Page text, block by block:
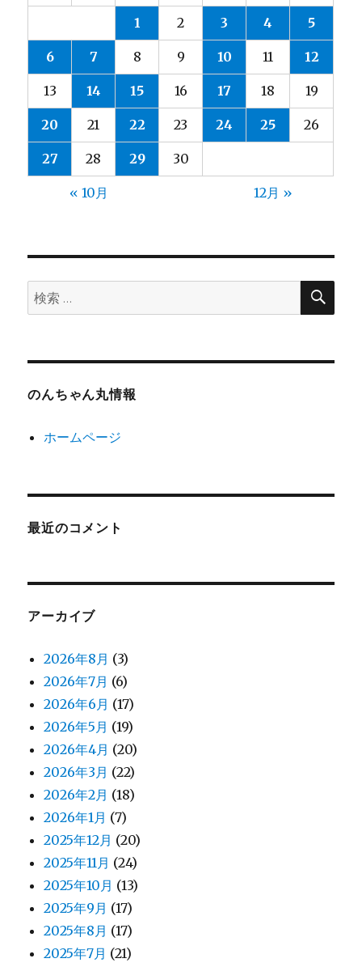
1 2 3 4 5
6 7 8 9 10 11 12
13 14 15 16 17 18 19
20 21 22 23 24 25 26
27 28 29 30
« 10月 12月 »
検
索:
検
のんちゃん丸情報
ホームページ
最近のコメント
アーカイブ
2026年8月 (3)
2026年7月 (6)
2026年6月 (17)
2026年5月 (19)
2026年4月 (20)
2026年3月 (22)
2026年2月 (18)
2026年1月 (7)
2025年12月 (20)
2025年11月 (24)
2025年10月 (13)
2025年9月 (17)
2025年8月 (17)
2025年7月 (21)